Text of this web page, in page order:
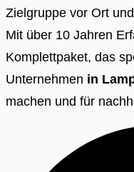
Zielgruppe vor Ort
Mit über 10 Jahren
Komplettpaket, das
Unternehmen in
machen und für